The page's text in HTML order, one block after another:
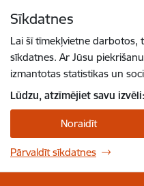
Sīkdatnes
Lai šī tīmekļvietne darbotos,
sīkdatnes. Ar Jūsu
izmantotas statistikas un
Lūdzu, atzīmējiet savu izvēli:
Noraidīt
Pārvaldīt sīkdatnes